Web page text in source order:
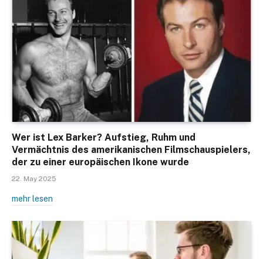
Wer ist Lex Barker? Aufstieg, Ruhm und
Vermächtnis des amerikanischen Filmschauspielers,
der zu einer europäischen Ikone wurde
22. May 2025
mehr lesen